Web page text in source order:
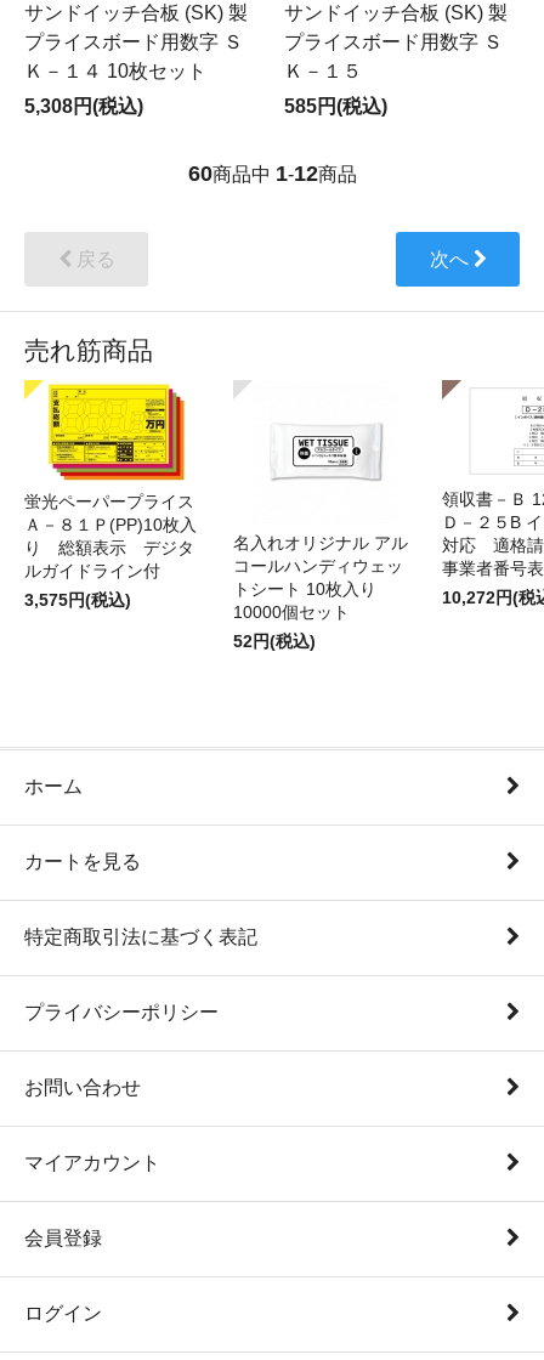
サンドイッチ合板 (SK) 製
プライスボード用数字 Ｓ
Ｋ－１４ 10枚セット
5,308円(税込)
サンドイッチ合板 (SK) 製
プライスボード用数字 Ｓ
Ｋ－１５
585円(税込)
60商品中 1-12商品
戻る 次へ
売れ筋商品
蛍光ペーパープライス
Ａ－８１Ｐ(PP)10枚入
り 総額表示 デジタ
ルガイドライン付
3,575円(税込)
名入れオリジナル アル
コールハンディウェッ
トシート 10枚入り
10000個セット
52円(税込)
領収書－Ｂ
Ｄ－２５B
対応 適格請
事業者番号
10,272円(税
ホーム
カートを見る
特定商取引法に基づく表記
プライバシーポリシー
お問い合わせ
マイアカウント
会員登録
ログイン